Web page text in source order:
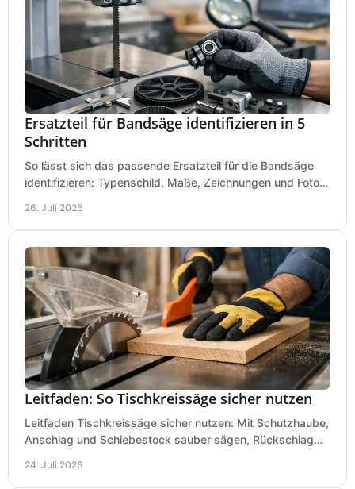
Ersatzteil für Bandsäge identifizieren in 5
Schritten
So lässt sich das passende Ersatzteil für die Bandsäge
identifizieren: Typenschild, Maße, Zeichnungen und Fotos
26. Juli 2026
Leitfaden: So Tischkreissäge sicher nutzen
Leitfaden Tischkreissäge sicher nutzen: Mit Schutzhaube,
Anschlag und Schiebestock sauber sägen, Rückschlag
24. Juli 2026